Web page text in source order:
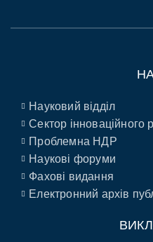
Науковий відділ
Сектор інноваційного
Проблемна НДР
Наукові форуми
Фахові видання
Електронний архів